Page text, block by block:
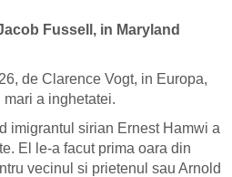
Fussell, in Maryland
de Clarence Vogt, in Europa,
a inghetatei.
imigrantul sirian Ernest Hamwi a
El le-a facut prima oara din
vecinul si prietenul sau Arnold